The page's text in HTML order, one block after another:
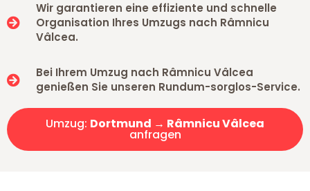
Wir garantieren eine effiziente und schnelle
Organisation Ihres Umzugs nach Râmnicu
Vâlcea.
Bei Ihrem Umzug nach Râmnicu Vâlcea
genießen Sie unseren Rundum-sorglos-Service.
Umzug: Dortmund → Râmnicu Vâlcea
anfragen